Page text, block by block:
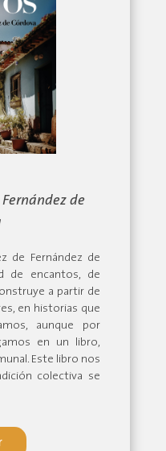
de
de Fernández de
de encantos, de
a partir de
en historias que
aunque por
en un libro,
Este libro nos
colectiva se